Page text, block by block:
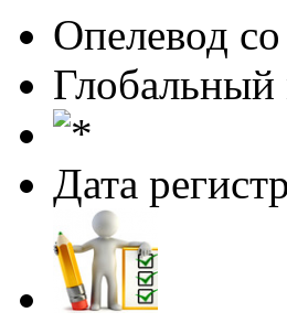
Опелевод
Глобальный
Дата